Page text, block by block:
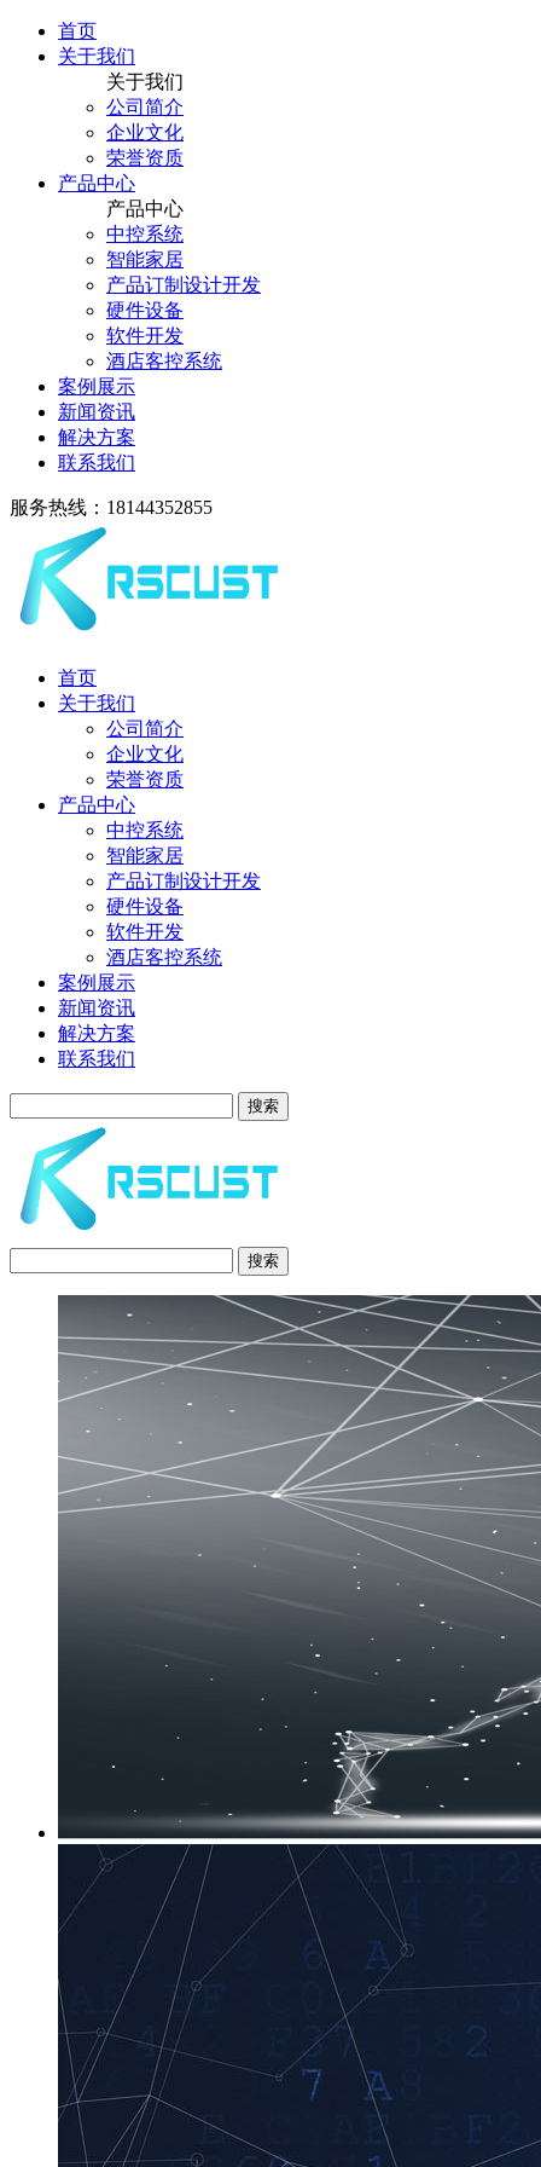
首页
关于我们
关于我们
公司简介
企业文化
荣誉资质
产品中心
产品中心
中控系统
智能家居
产品订制设计开发
硬件设备
软件开发
酒店客控系统
案例展示
新闻资讯
解决方案
联系我们
服务热线：18144352855
首页
关于我们
公司简介
企业文化
荣誉资质
产品中心
中控系统
智能家居
产品订制设计开发
硬件设备
软件开发
酒店客控系统
案例展示
新闻资讯
解决方案
联系我们